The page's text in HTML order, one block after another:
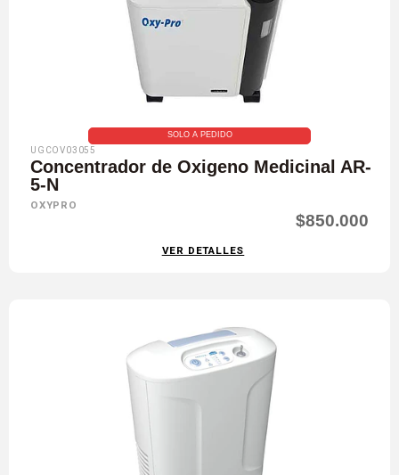
SOLO A PEDIDO
UGCOV03055
Concentrador de Oxigeno Medicinal AR-
5-N
OXYPRO
$850.000
VER DETALLES